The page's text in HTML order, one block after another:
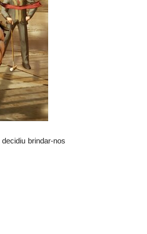
decidiu brindar-nos